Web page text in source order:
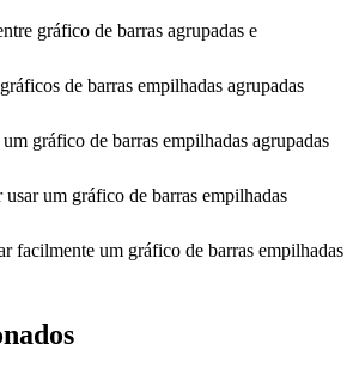
gráfico de barras agrupadas e
de barras empilhadas agrupadas
gráfico de barras empilhadas agrupadas
um gráfico de barras empilhadas
facilmente um gráfico de barras empilhadas